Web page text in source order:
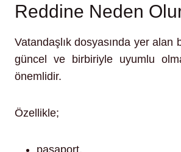
Reddine Neden
Vatandaşlık dosyasında yer alan
güncel ve birbiriyle uyumlu
önemlidir.
Özellikle;
pasaport,